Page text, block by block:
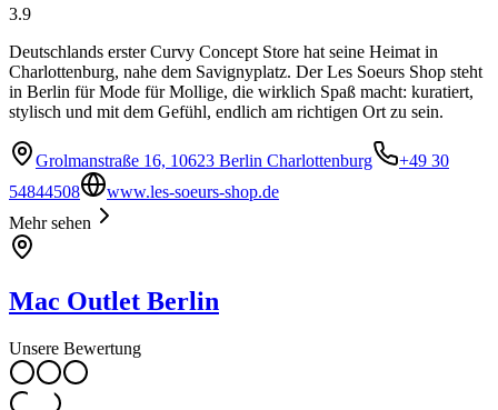
3.9
Deutschlands erster Curvy Concept Store hat seine Heimat in
Charlottenburg, nahe dem Savignyplatz. Der Les Soeurs Shop steht
in Berlin für Mode für Mollige, die wirklich Spaß macht: kuratiert,
stylisch und mit dem Gefühl, endlich am richtigen Ort zu sein.
Grolmanstraße 16, 10623 Berlin Charlottenburg
+49 30
54844508
www.les-soeurs-shop.de
Mehr sehen
Mac Outlet Berlin
Unsere Bewertung